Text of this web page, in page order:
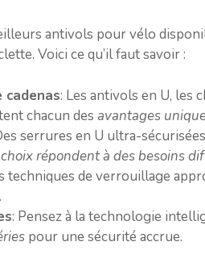
antivols pour vélo
Voici ce qu’il faut savoir :
cadenas: Les antivols en U, les
chacun des avantages
serrures en U ultra-
répondent à des besoins
techniques de verrouillage
: Pensez à la technologie
pour une sécurité accrue.